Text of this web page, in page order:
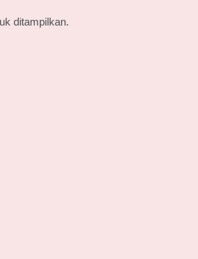
ditampilkan.